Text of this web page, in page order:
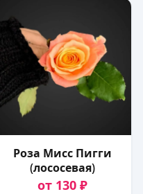
Роза Мисс Пигги
(лососевая)
от 130 ₽